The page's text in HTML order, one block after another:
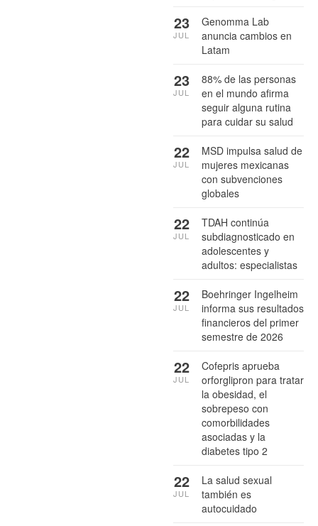
Genomma Lab
anuncia cambios en
Latam
23
JUL
88% de las personas
en el mundo afirma
seguir alguna rutina
para cuidar su salud
23
JUL
MSD impulsa salud de
mujeres mexicanas
con subvenciones
globales
22
JUL
TDAH continúa
subdiagnosticado en
adolescentes y
adultos: especialistas
22
JUL
Boehringer Ingelheim
informa sus resultados
financieros del primer
semestre de 2026
22
JUL
Cofepris aprueba
orforglipron para tratar
la obesidad, el
sobrepeso con
comorbilidades
asociadas y la
diabetes tipo 2
22
JUL
La salud sexual
también es
autocuidado
22
JUL